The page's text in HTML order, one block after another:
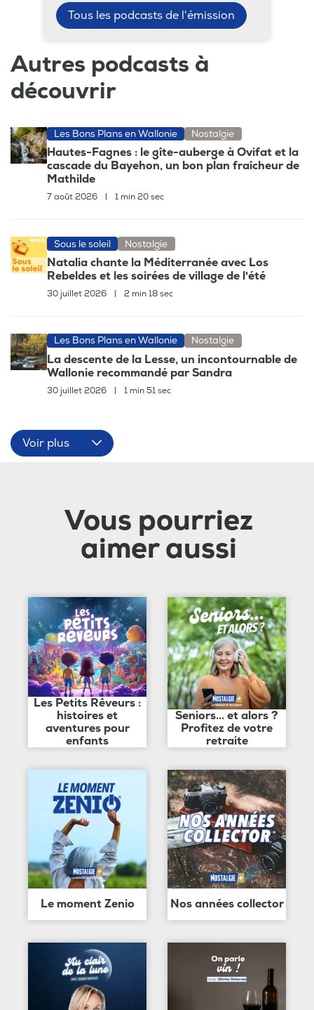
Tous les podcasts de l'émission
Autres podcasts à
découvrir
Les Bons Plans en Wallonie Nostalgie
Hautes-Fagnes : le gîte-auberge à Ovifat et la
cascade du Bayehon, un bon plan fraîcheur de
Mathilde
7 août 2026 1 min 20 sec
Sous le soleil Nostalgie
Natalia chante la Méditerranée avec Los
Rebeldes et les soirées de village de l'été
30 juillet 2026 2 min 18 sec
Les Bons Plans en Wallonie Nostalgie
La descente de la Lesse, un incontournable de
Wallonie recommandé par Sandra
30 juillet 2026 1 min 51 sec
Voir plus
Vous pourriez
aimer aussi
Les Petits Rêveurs :
histoires et
aventures pour
enfants
Seniors... et alors ?
Profitez de votre
retraite
Le moment Zenio Nos années collector